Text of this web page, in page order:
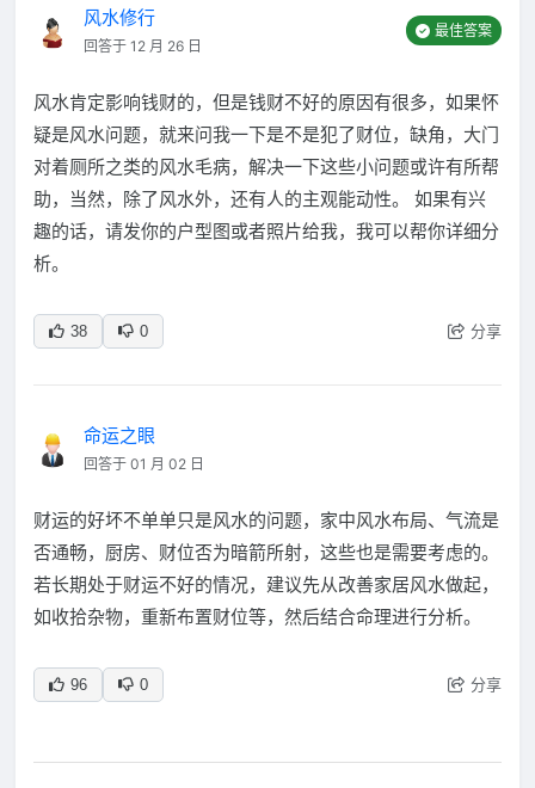
风水修行
回答于 12 月 26 日
最佳答案
风水肯定影响钱财的，但是钱财不好的原因有很多，如果怀
疑是风水问题，就来问我一下是不是犯了财位，缺角，大门
对着厕所之类的风水毛病，解决一下这些小问题或许有所帮
助，当然，除了风水外，还有人的主观能动性。 如果有兴
趣的话，请发你的户型图或者照片给我，我可以帮你详细分
析。
38 0 分享
命运之眼
回答于 01 月 02 日
财运的好坏不单单只是风水的问题，家中风水布局、气流是
否通畅，厨房、财位否为暗箭所射，这些也是需要考虑的。
若长期处于财运不好的情况，建议先从改善家居风水做起，
如收拾杂物，重新布置财位等，然后结合命理进行分析。
96 0 分享